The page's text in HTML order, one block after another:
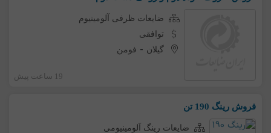
ضایعات ظرفی آلومینیوم
توافقی
گیلان - فومن
19 ساعت پیش
فروش رینگ 190 تن
ضایعات رینگ آلومینیومی